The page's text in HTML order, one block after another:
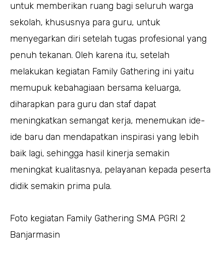
untuk memberikan ruang bagi seluruh warga
sekolah, khususnya para guru, untuk
menyegarkan diri setelah tugas profesional yang
penuh tekanan. Oleh karena itu, setelah
melakukan kegiatan Family Gathering ini yaitu
memupuk kebahagiaan bersama keluarga,
diharapkan para guru dan staf dapat
meningkatkan semangat kerja, menemukan ide-
ide baru dan mendapatkan inspirasi yang lebih
baik lagi, sehingga hasil kinerja semakin
meningkat kualitasnya, pelayanan kepada peserta
didik semakin prima pula.
Foto kegiatan Family Gathering SMA PGRI 2
Banjarmasin